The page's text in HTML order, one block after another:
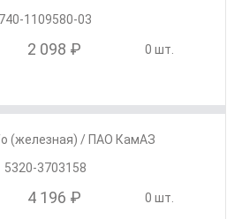
740-1109580-03
2 098 ₽ 0 шт.
(железная) / ПАО КамАЗ
5320-3703158
4 196 ₽ 0 шт.